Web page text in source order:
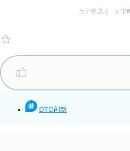
点个赞鼓励一下作
DTC创新